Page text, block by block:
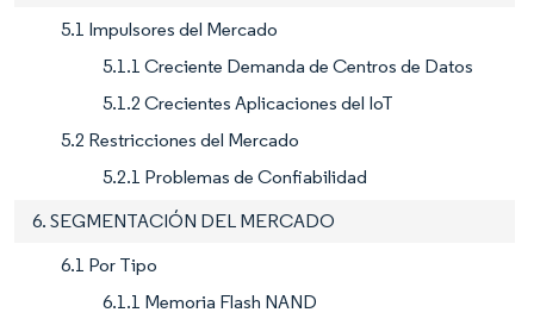
5.1 Impulsores del Mercado
5.1.1 Creciente Demanda de Centros de Datos
5.1.2 Crecientes Aplicaciones del IoT
5.2 Restricciones del Mercado
5.2.1 Problemas de Confiabilidad
6. SEGMENTACIÓN DEL MERCADO
6.1 Por Tipo
6.1.1 Memoria Flash NAND